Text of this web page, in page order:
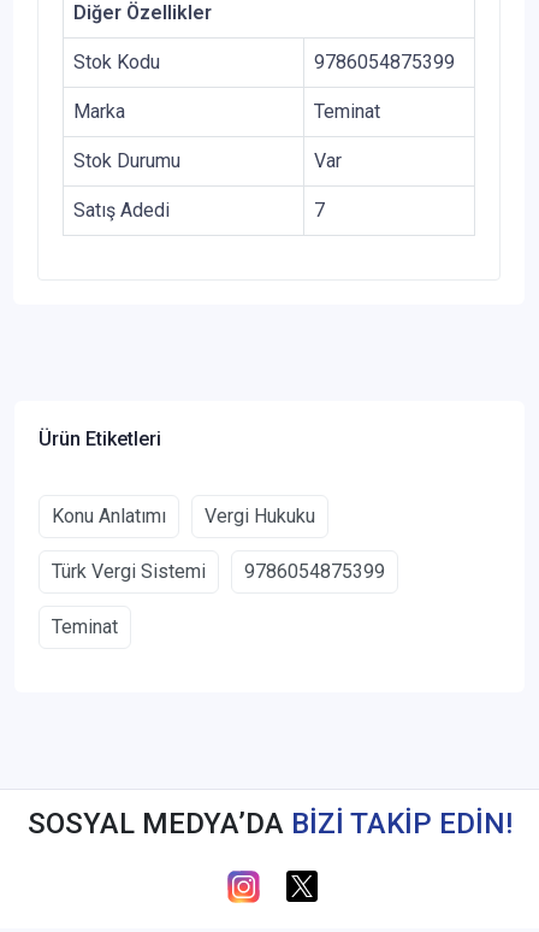
Diğer Özellikler
Stok Kodu 9786054875399
Marka Teminat
Stok Durumu Var
Satış Adedi 7
Ürün Etiketleri
Konu Anlatımı Vergi Hukuku
Türk Vergi Sistemi 9786054875399
Teminat
SOSYAL MEDYA’DA BİZİ TAKİP EDİN!